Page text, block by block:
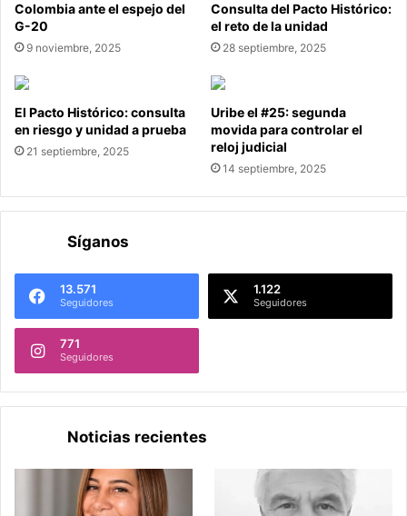
Colombia ante el espejo del
G-20
9 noviembre, 2025
Consulta del Pacto Histórico:
el reto de la unidad
28 septiembre, 2025
El Pacto Histórico: consulta
en riesgo y unidad a prueba
21 septiembre, 2025
Uribe el #25: segunda
movida para controlar el
reloj judicial
14 septiembre, 2025
Síganos
13.571
Seguidores
1.122
Seguidores
771
Seguidores
Noticias recientes